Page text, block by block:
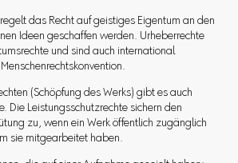
regelt das Recht auf geistiges Eigentum an den
Ideen geschaffen werden. Urheberrechte
und sind auch international
(Schöpfung des Werks) gibt es auch
Die Leistungsschutzrechte sichern den
zu, wenn ein Werk öffentlich zugänglich
sie mitgearbeitet haben.